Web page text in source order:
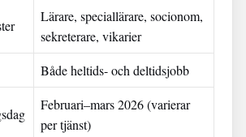
Lärare, speciallärare, socionom,
sekreterare, vikarier
Både heltids- och deltidsjobb
Februari–mars 2026 (varierar
per tjänst)